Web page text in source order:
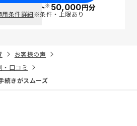
ポイント※50,000円分
条件詳細※条件・上限あり
お客様の声
・口コミ
続きがスムーズ